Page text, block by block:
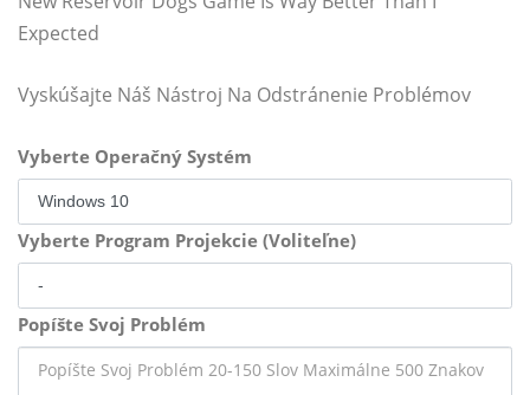
Expected
Vyskúšajte Náš Nástroj Na Odstránenie Problémov
Vyberte Operačný Systém
Vyberte Program Projekcie (Voliteľne)
Popíšte Svoj Problém